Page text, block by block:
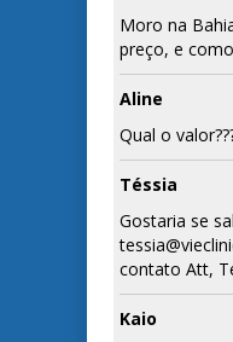
Moro na
preço, e
Aline
Qual o
Téssia
Gostaria se
contato Att,
Kaio